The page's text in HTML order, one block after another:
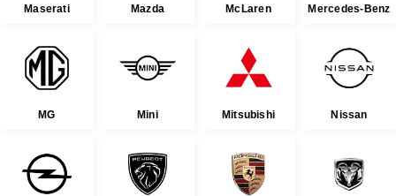
Maserati Mazda McLaren Mercedes-Benz
MG Mini Mitsubishi Nissan